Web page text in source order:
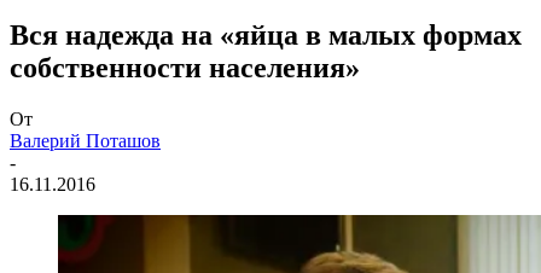
Вся надежда на «яйца в малых формах
собственности населения»
От
Валерий Поташов
-
16.11.2016